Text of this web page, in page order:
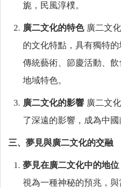
旎，民風淳樸。
廣二文化的特色廣二文
的文化特點，具有獨特
傳統藝術、節慶活動、
地域特色。
廣二文化的影響 廣二文
了深遠的影響，成為中國
三、夢見與廣二文化的交融
夢見在廣二文化中的地位
視為一種神秘的預兆，